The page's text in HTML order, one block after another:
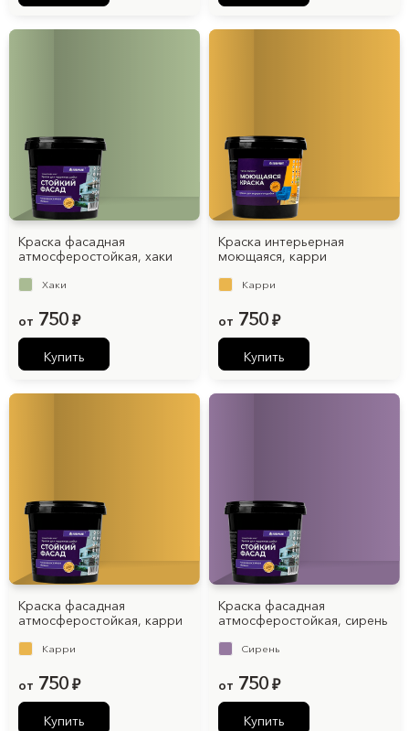
Краска фасадная
атмосферостойкая, хаки
Хаки
от 750 ₽
Купить
Краска интерьерная
моющаяся, карри
Карри
от 750 ₽
Купить
Краска фасадная
атмосферостойкая, карри
Карри
от 750 ₽
Купить
Краска фасадная
атмосферостойкая, cирень
Cирень
от 750 ₽
Купить